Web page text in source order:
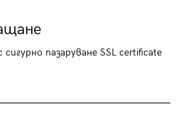
сигурно пазаруване SSL certificate